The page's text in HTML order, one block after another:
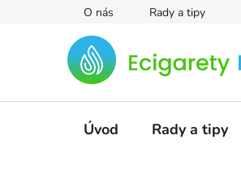
O nás Rady a tipy
Úvod Rady a tipy